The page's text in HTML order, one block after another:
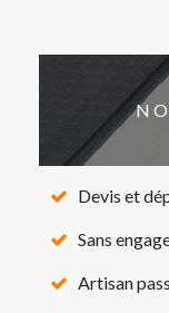
Devis et
Sans
Artisan